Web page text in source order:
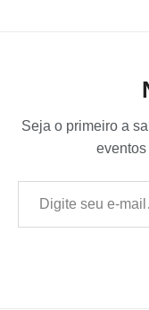
Seja o primeiro a
Digite seu e-mail…